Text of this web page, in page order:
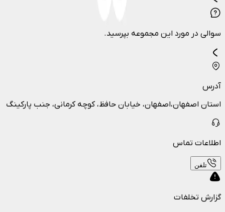
سوالی در مورد این مجموعه بپرسید.
آدرس
استان اصفهان،اصفهان، خیابان حافظ، کوچه کرمانی، جنب پارکینگ
اطلاعات تماس
تلفن
گزارش تخلفات